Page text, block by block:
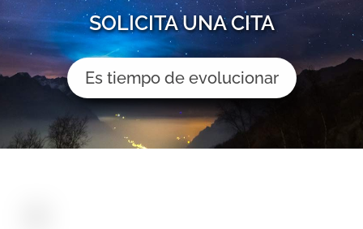
SOLICITA UNA CITA
Es tiempo de evolucionar